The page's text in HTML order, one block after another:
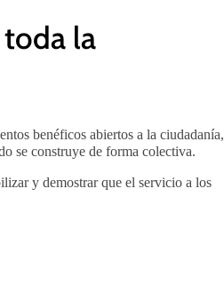
la
benéficos abiertos a la ciudadanía,
se construye de forma colectiva.
y demostrar que el servicio a los